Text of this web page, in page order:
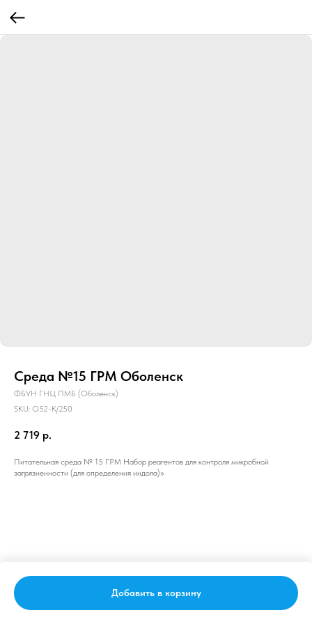
Среда №15 ГРМ Оболенск
ФБУН ГНЦ ПМБ (Оболенск)
SKU: О52-К/250
2 719 р.
Добавить в корзину
Питательная среда № 15 ГРМ Набор реагентов для контроля микробной
загрязненности (для определения индола)»